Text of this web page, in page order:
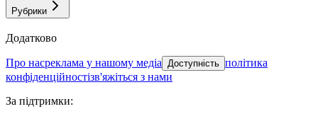
Рубрики
Додатково
про насреклама у нашому медіа Доступність політика
конфіденційностізв'яжіться з нами
За підтримки: